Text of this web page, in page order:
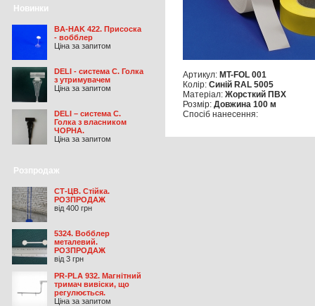
Новинки
BA-HAK 422. Присоска
- вобблер
Ціна за запитом
DELI - система С. Голка
з утримувачем
Ціна за запитом
DELI – система С.
Голка з власником
ЧОРНА.
Ціна за запитом
Розпродаж
СТ-ЦВ. Стійка.
РОЗПРОДАЖ
від 400 грн
5324. Вобблер
металевий.
РОЗПРОДАЖ
від 3 грн
PR-PLA 932. Магнітний
тримач вивіски, що
регулюється.
Ціна за запитом
Артикул: MT-FOL 001
Колір:Синій RAL 5005
Матеріал:Жорсткий ПВХ
Розмір:Довжина 100 м
Спосіб нанесення: